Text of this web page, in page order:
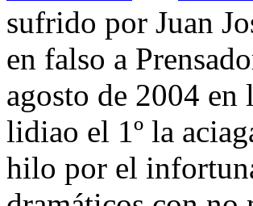
sufrido por Juan
en falso a
agosto de 2004 en
lidiao el 1º la
hilo por el